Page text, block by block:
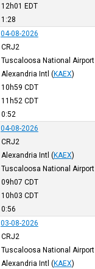
12h01 EDT
1:28
04-08-2026
CRJ2
Tuscaloosa National Airport
Alexandria Intl (KAEX)
10h59 CDT
11h52 CDT
0:52
04-08-2026
CRJ2
Alexandria Intl (KAEX)
Tuscaloosa National Airport
09h07 CDT
10h03 CDT
0:56
03-08-2026
CRJ2
Tuscaloosa National Airport
Alexandria Intl (KAEX)